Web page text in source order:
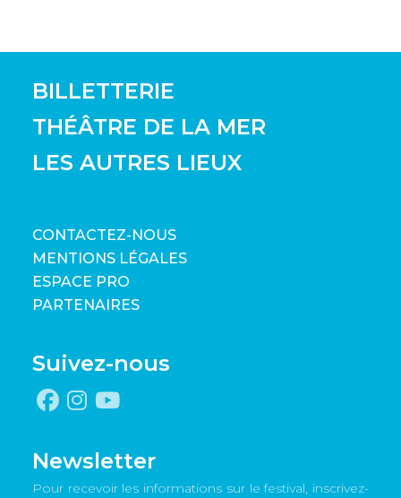
BILLETTERIE
THÉÂTRE DE LA MER
LES AUTRES LIEUX
CONTACTEZ-NOUS
MENTIONS LÉGALES
ESPACE PRO
PARTENAIRES
Suivez-nous
Newsletter
Pour recevoir les informations sur le festival, inscrivez-